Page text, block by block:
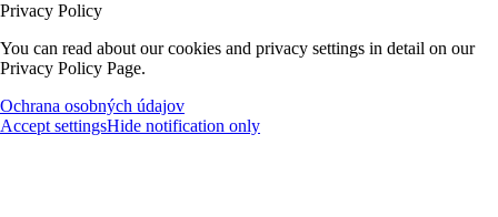
Privacy Policy
You can read about our cookies and privacy settings in detail on our
Privacy Policy Page.
Ochrana osobných údajov
Accept settingsHide notification only